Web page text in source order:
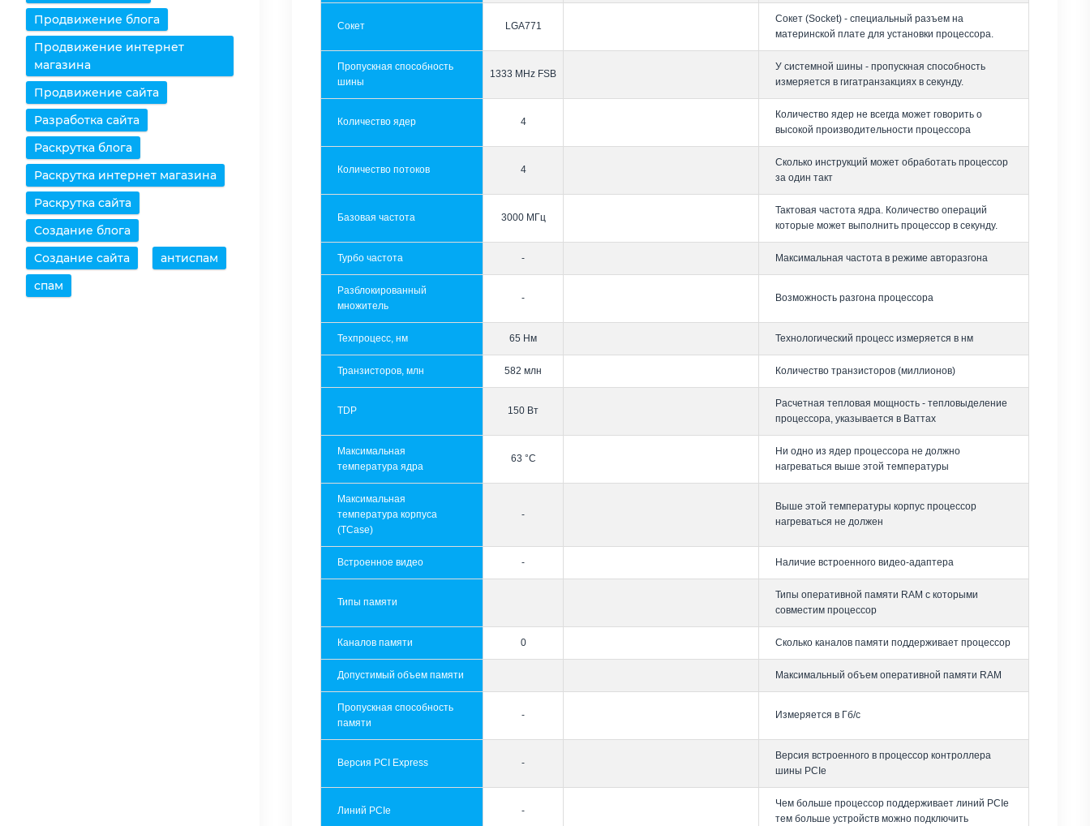
Продвижение блога
Продвижение интернет
магазина
Продвижение сайта
Разработка сайта
Раскрутка блога
Раскрутка интернет магазина
Раскрутка сайта
Создание блога
Создание сайта
антиспам
спам
Сокет LGA771
Сокет (Socket) - специальный разъем на
материнской плате для установки процессора.
Пропускная способность
шины
1333 MHz FSB
У системной шины - пропускная способность
измеряется в гигатранзакциях в секунду.
Количество ядер 4
Количество ядер не всегда может говорить о
высокой производительности процессора
Количество потоков 4
Сколько инструкций может обработать процессор
за один такт
Базовая частота 3000 МГц
Тактовая частота ядра. Количество операций
которые может выполнить процессор в секунду.
Турбо частота - Максимальная частота в режиме авторазгона
Разблокированный
множитель
- Возможность разгона процессора
Техпроцесс, нм 65 Нм Технологический процесс измеряется в нм
Транзисторов, млн 582 млн Количество транзисторов (миллионов)
TDP 150 Вт
Расчетная тепловая мощность - тепловыделение
процессора, указывается в Ваттах
Максимальная
температура ядра
63 °C
Ни одно из ядер процессора не должно
нагреваться выше этой температуры
Максимальная
температура корпуса
(TCase)
-
Выше этой температуры корпус процессор
нагреваться не должен
Встроенное видео - Наличие встроенного видео-адаптера
Типы памяти
Типы оперативной памяти RAM с которыми
совместим процессор
Каналов памяти 0 Сколько каналов памяти поддерживает процессор
Допустимый объем памяти Максимальный объем оперативной памяти RAM
Пропускная способность
памяти
- Измеряется в Гб/с
Версия PCI Express -
Версия встроенного в процессор контроллера
шины PCIe
Линий PCIe -
Чем больше процессор поддерживает линий PCIe
тем больше устройств можно подключить